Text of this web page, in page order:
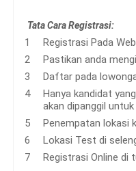
Tata Cara Registrasi:
Registrasi Pada
Pastikan anda
Daftar pada
Hanya kandidat
akan dipanggil
Penempatan lokasi
Lokasi Test di
Registrasi Online di